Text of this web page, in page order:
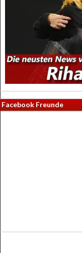
Facebook Freunde